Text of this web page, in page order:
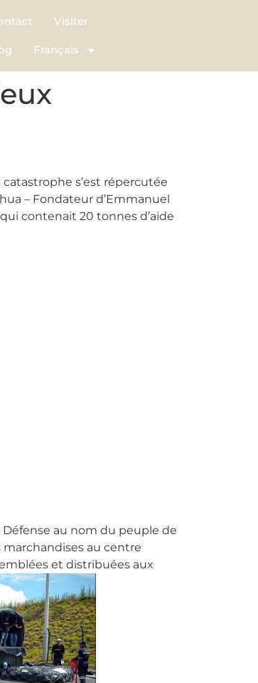
Visiter
Français
catastrophe s’est répercutée
– Fondateur d’Emmanuel
contenait 20 tonnes d’aide
Défense au nom du peuple de
marchandises au centre
et distribuées aux